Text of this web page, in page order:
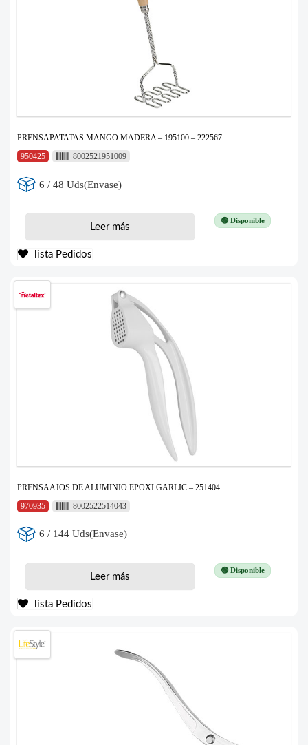
PRENSAPATATAS MANGO MADERA – 195100 – 222567
950425
8002521951009
6 / 48 Uds(Envase)
🟢 Disponible
Leer más
lista Pedidos
PRENSAAJOS DE ALUMINIO EPOXI GARLIC – 251404
970935
8002522514043
6 / 144 Uds(Envase)
🟢 Disponible
Leer más
lista Pedidos